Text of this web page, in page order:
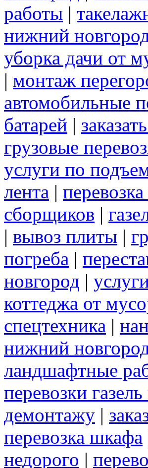
работы |
нижний
уборка дачи от
| монтаж
автомобильные
батарей |
грузовые
услуги по
лента |
сборщиков |
| вывоз плиты |
погреба |
новгород |
коттеджа от
спецтехника |
нижний
ландшафтные
перевозки
демонтажу |
перевозка шкафа
недорого |